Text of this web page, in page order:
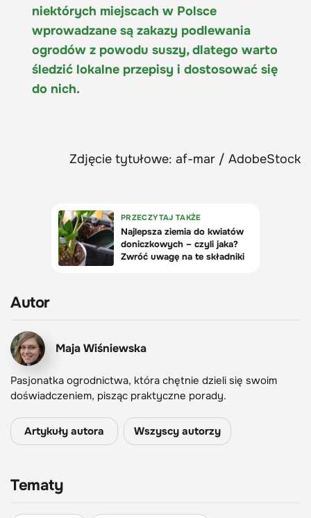
niektórych miejscach w Polsce
wprowadzane są zakazy podlewania
ogrodów z powodu suszy, dlatego warto
śledzić lokalne przepisy i dostosować się
do nich.
Zdjęcie tytułowe: af-mar / AdobeStock
Autor
Maja Wiśniewska
Pasjonatka ogrodnictwa, która chętnie dzieli się swoim
doświadczeniem, pisząc praktyczne porady.
Artykuły autora Wszyscy autorzy
Tematy